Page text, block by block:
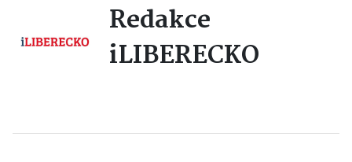
Redakce
iLIBERECKO